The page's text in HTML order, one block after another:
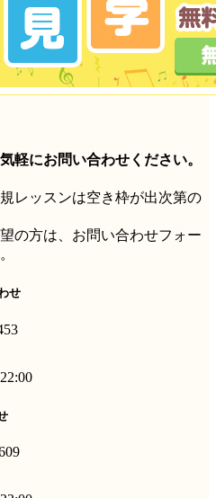
軽にお問い合わせください。
レッスンは空き枠が出次第の
の方は、お問い合わせフォー
せ